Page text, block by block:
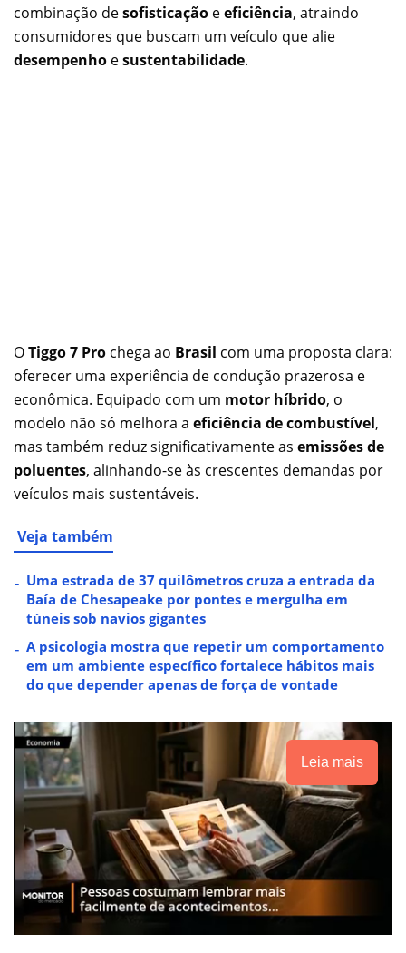
combinação desofisticação eeficiência, atraindo
consumidores que buscam um veículo que alie
desempenho esustentabilidade.
OTiggo 7 Pro chega ao Brasil com uma proposta clara:
oferecer uma experiência de condução prazerosa e
econômica. Equipado com um motor híbrido, o
modelo não só melhora a eficiência de combustível,
mas também reduz significativamente as emissões de
poluentes, alinhando-se às crescentes demandas por
veículos mais sustentáveis.
Veja também
Uma estrada de 37 quilômetros cruza a entrada da
Baía de Chesapeake por pontes e mergulha em
túneis sob navios gigantes
A psicologia mostra que repetir um comportamento
em um ambiente específico fortalece hábitos mais
do que depender apenas de força de vontade
Leia mais